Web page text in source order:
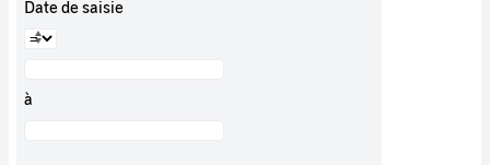
Date de saisie
à